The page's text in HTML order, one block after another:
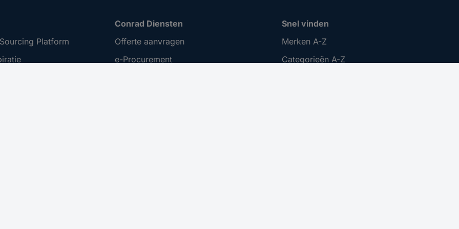
Platform
Conrad Diensten
Offerte aanvragen
e-Procurement
Snel vinden
Merken A-Z
Categorieën A-Z